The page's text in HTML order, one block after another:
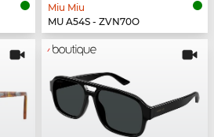
Miu Miu
MU A54S - ZVN70O